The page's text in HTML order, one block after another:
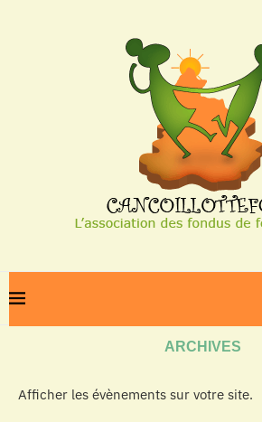
ARCHIVES
Afficher les évènements sur votre site.